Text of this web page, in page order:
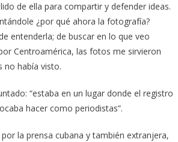
de ella para compartir y defender ideas.
¿por qué ahora la fotografía?
entenderla; de buscar en lo que veo
Centroamérica, las fotos me sirvieron
no había visto.
“estaba en un lugar donde el registro
hacer como periodistas”.
la prensa cubana y también extranjera,